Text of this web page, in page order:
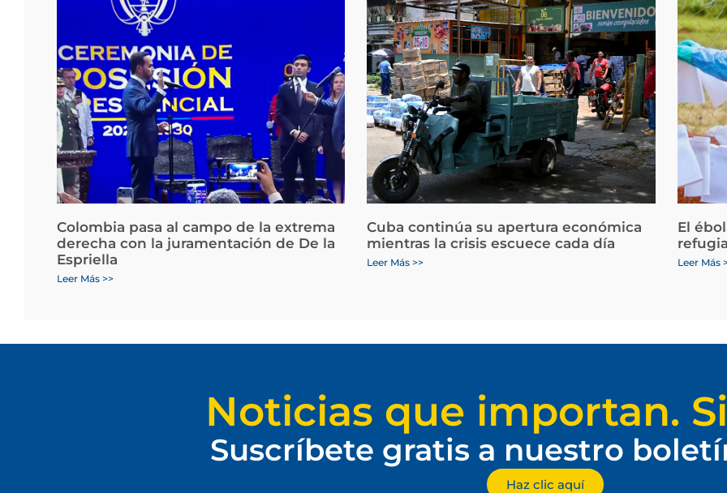
Colombia pasa al campo de la extrema
derecha con la juramentación de De la
Espriella
Leer Más >>
Cuba continúa su apertura económica
mientras la crisis escuece cada día
Leer Más >>
El
Leer Más
Noticias que importan.
Suscríbete gratis a nuestro
Haz clic aquí